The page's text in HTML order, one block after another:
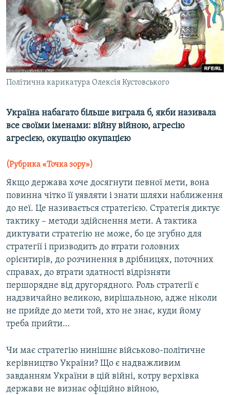
ФОТО
СПЕЦПРОЄКТИ
ПОДКАСТИ
УКР
КТАТ
Усі сайти RFE/RL
Політична карикатура Олексія Кустовського
Україна набагато більше виграла б, якби називала
все своїми іменами: війну війною, агресію
агресією, окупацію окупацією
(Рубрика «Точка зору»)
Якщо держава хоче досягнути певної мети, вона
повинна чітко її уявляти і знати шляхи наближення
до неї. Це називається стратегією. Стратегія диктує
тактику – методи здійснення мети. А тактика
диктувати стратегію не може, бо це згубно для
стратегії і призводить до втрати головних
орієнтирів, до розчинення в дрібницях, поточних
справах, до втрати здатності відрізняти
першорядне від другорядного. Роль стратегії є
надзвичайно великою, вирішальною, адже ніколи
не прийде до мети той, хто не знає, куди йому
треба прийти…
Чи має стратегію нинішнє військово-політичне
керівництво України? Що є надважливим
завданням України в цій війні, котру верхівка
держави не визнає офіційно війною,